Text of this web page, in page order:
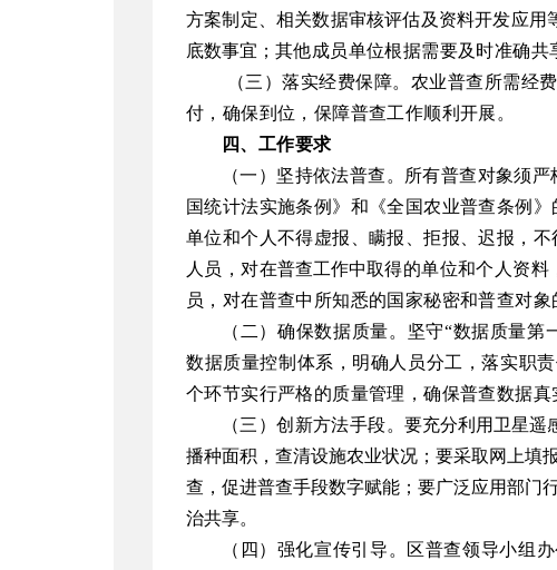
方案制定、相关数据审核评估及资料开发应用
底数事宜； 其他成员单位根据需要及时准确共
（三）落实经费保障。 农业普查所需经
付，确保到位 ，保障普查工作顺利开展 。
四、 工作要求
（一） 坚持依法普查。 所有普查对象须严
国统计法实施条例 》和 《全国农业普查条例》
单位和个人不得虚报、瞒报、拒报、迟报，
人员，对在普查工作中取得的单位和个人资料
员，对在普查中所知悉的国家秘密和普查对象
（二） 确保数据质量。 坚守“数据质量第
数据质量控制体系， 明确人员分工，落实职
个环节实行严格的质量管理，确保普查数据
（三）创新方法手段。要充分利用卫星遥
播种面积，查清设施农业状况；要采取网上填
查，促进普查手段数字赋能；要广泛应用部门
治共享。
（四） 强化宣传引导。
区普查领导小组